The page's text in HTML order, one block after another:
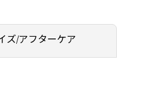
ズ/アフターケア